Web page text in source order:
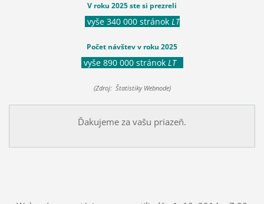
V roku 2025 ste si prezreli
vyše 340 000 stránok LT
Počet návštev v roku 2025
vyše 890 000 stránok LT
(Zdroj: Štatistiky Webnode)
Ďakujeme za vašu priazeň.